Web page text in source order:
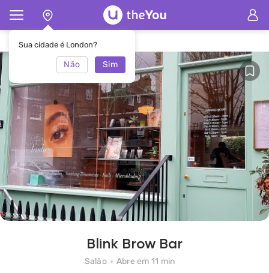
Sua cidade é London?
Não Sim
Principal Salão Blink Brow Bar
Blink Brow Bar
Salão Abre em 11 min